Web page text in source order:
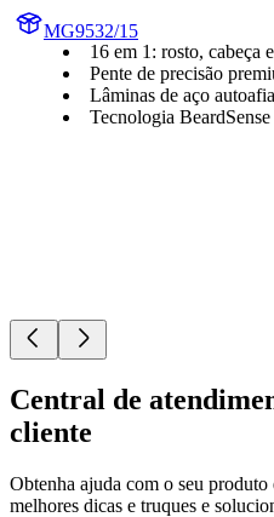
MG9532/15
16 em 1: rosto, cabeça
Pente de precisão
Lâminas de aço
Tecnologia BeardSense
Central de
cliente
Obtenha ajuda com o seu produto
melhores dicas e truques e